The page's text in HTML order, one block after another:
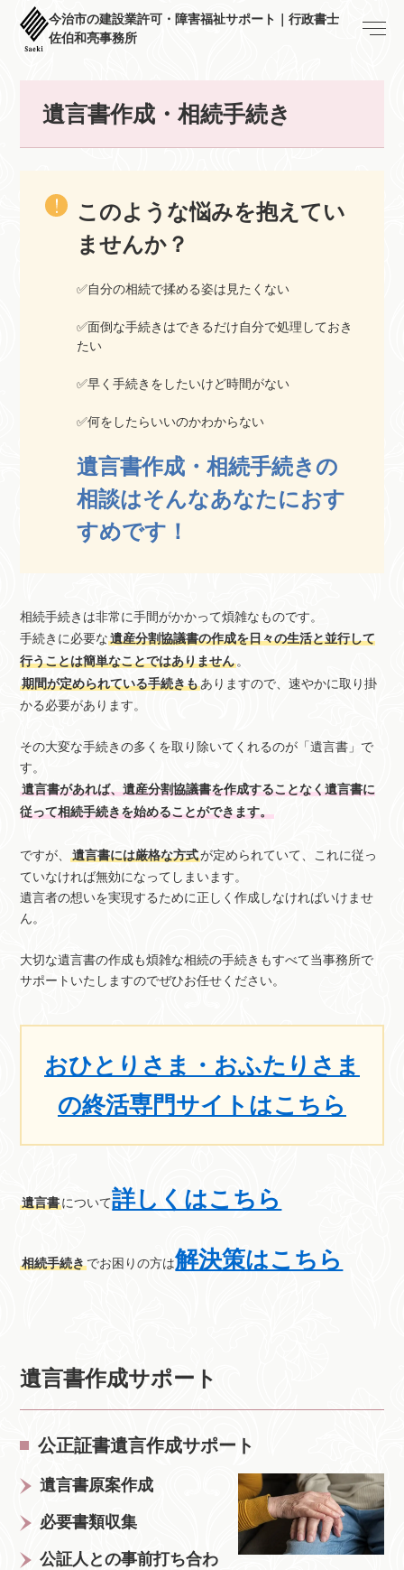
今治市の建設業許可・障害福祉サポート｜行政書士
佐伯和亮事務所
遺言書作成・相続手続き
このような悩みを抱えてい
ませんか？
✅自分の相続で揉める姿は見たくない
✅面倒な手続きはできるだけ自分で処理しておき
たい
✅早く手続きをしたいけど時間がない
✅何をしたらいいのかわからない
遺言書作成・相続手続きの
相談はそんなあなたにおす
すめです！
相続手続きは非常に手間がかかって煩雑なものです。
手続きに必要な遺産分割協議書の作成を日々の生活と並行して
行うことは簡単なことではありません 。
期間が定められている手続きもありますので、速やかに取り掛
かる必要があります。
その大変な手続きの多くを取り除いてくれるのが「遺言書」で
す。
遺言書があれば、遺産分割協議書を作成することなく遺言書に
従って相続手続きを始めることができます。
ですが、遺言書には厳格な方式が定められていて、これに従っ
ていなければ無効になってしまいます。
遺言者の想いを実現するために正しく作成しなければいけませ
ん。
大切な遺言書の作成も煩雑な相続の手続きもすべて当事務所で
サポートいたしますのでぜひお任せください。
おひとりさま・おふたりさま
の終活専門サイトはこちら
遺言書について詳しくはこちら
相続手続きでお困りの方は解決策はこちら
遺言書作成サポート
公正証書遺言作成サポート
遺言書原案作成
必要書類収集
公証人との事前打ち合わ